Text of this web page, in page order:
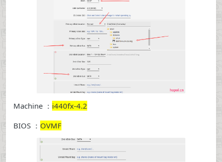
Machine ： i440fx-4.2
BIOS ： OVMF